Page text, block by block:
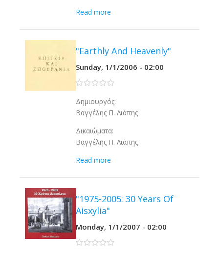
Read more
"Earthly And Heavenly"
Sunday, 1/1/2006 - 02:00
0 stars
Δημιουργός:
Βαγγέλης Π. Λιάπης
Δικαιώματα:
Βαγγέλης Π. Λιάπης
Read more
"1975-2005: 30 Years Of
Aisxylia"
Monday, 1/1/2007 - 02:00
0 stars